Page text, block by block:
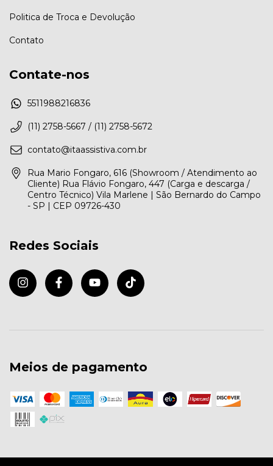
Politica de Troca e Devolução
Contato
Contate-nos
5511988216836
(11) 2758-5667 / (11) 2758-5672
contato@itaassistiva.com.br
Rua Mario Fongaro, 616 (Showroom / Atendimento ao
Cliente) Rua Flávio Fongaro, 447 (Carga e descarga /
Centro Técnico) Vila Marlene | São Bernardo do Campo
- SP | CEP 09726-430
Redes Sociais
Meios de pagamento